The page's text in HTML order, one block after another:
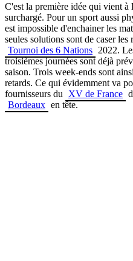
C'est la première idée qui vient à
surchargé. Pour un sport aussi
est impossible d'enchainer les
seules solutions sont de caser
Tournoi des 6 Nations 2022.
troisièmes journées sont déjà
saison. Trois week-ends sont
retards. Ce qui évidemment va
fournisseurs du
XV de France
Bordeaux en tête.